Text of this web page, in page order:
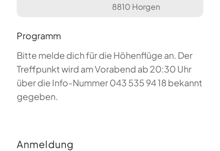
8810 Horgen
Programm
Bitte melde dich für die Höhenflüge an. Der
Treffpunkt wird am Vorabend ab 20:30 Uhr
über die Info-Nummer 043 535 94 18 bekannt
gegeben.
Anmeldung